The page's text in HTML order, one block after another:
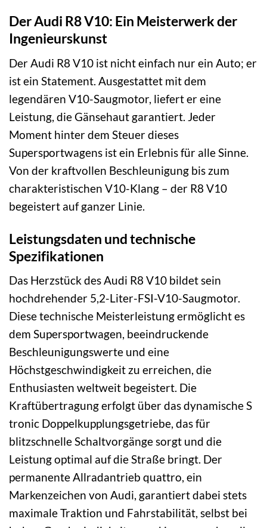
Der Audi R8 V10: Ein Meisterwerk der
Ingenieurskunst
Der Audi R8 V10 ist nicht einfach nur ein Auto; er
ist ein Statement. Ausgestattet mit dem
legendären V10-Saugmotor, liefert er eine
Leistung, die Gänsehaut garantiert. Jeder
Moment hinter dem Steuer dieses
Supersportwagens ist ein Erlebnis für alle Sinne.
Von der kraftvollen Beschleunigung bis zum
charakteristischen V10-Klang – der R8 V10
begeistert auf ganzer Linie.
Leistungsdaten und technische
Spezifikationen
Das Herzstück des Audi R8 V10 bildet sein
hochdrehender 5,2-Liter-FSI-V10-Saugmotor.
Diese technische Meisterleistung ermöglicht es
dem Supersportwagen, beeindruckende
Beschleunigungswerte und eine
Höchstgeschwindigkeit zu erreichen, die
Enthusiasten weltweit begeistert. Die
Kraftübertragung erfolgt über das dynamische S
tronic Doppelkupplungsgetriebe, das für
blitzschnelle Schaltvorgänge sorgt und die
Leistung optimal auf die Straße bringt. Der
permanente Allradantrieb quattro, ein
Markenzeichen von Audi, garantiert dabei stets
maximale Traktion und Fahrstabilität, selbst bei